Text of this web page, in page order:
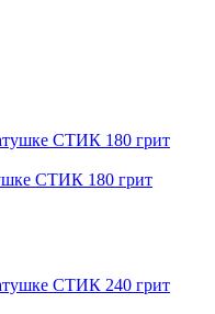
СТИК 180 грит